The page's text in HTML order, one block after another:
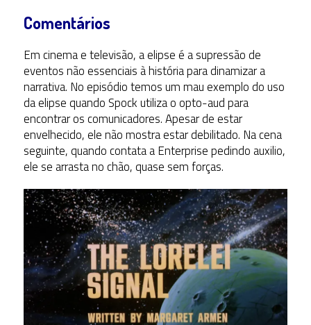
Comentários
Em cinema e televisão, a elipse é a supressão de
eventos não essenciais à história para dinamizar a
narrativa. No episódio temos um mau exemplo do uso
da elipse quando Spock utiliza o opto-aud para
encontrar os comunicadores. Apesar de estar
envelhecido, ele não mostra estar debilitado. Na cena
seguinte, quando contata a Enterprise pedindo auxilio,
ele se arrasta no chão, quase sem forças.